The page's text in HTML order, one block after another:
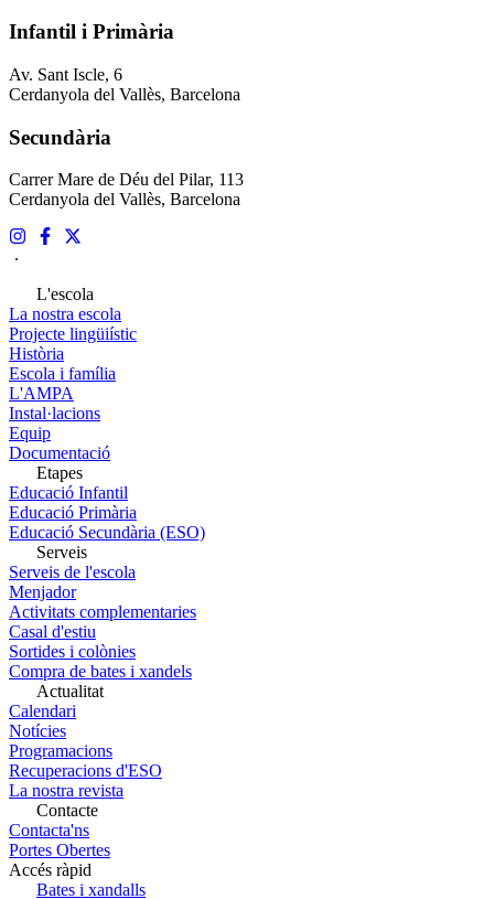
Infantil i Primària
Av. Sant Iscle, 6
Cerdanyola del Vallès, Barcelona
Secundària
Carrer Mare de Déu del Pilar, 113
Cerdanyola del Vallès, Barcelona
.
L'escola
La nostra escola
Projecte lingüiístic
Història
Escola i família
L'AMPA
Instal·lacions
Equip
Documentació
Etapes
Educació Infantil
Educació Primària
Educació Secundària (ESO)
Serveis
Serveis de l'escola
Menjador
Activitats complementaries
Casal d'estiu
Sortides i colònies
Compra de bates i xandels
Actualitat
Calendari
Notícies
Programacions
Recuperacions d'ESO
La nostra revista
Contacte
Contacta'ns
Portes Obertes
Accés ràpid
Bates i xandalls